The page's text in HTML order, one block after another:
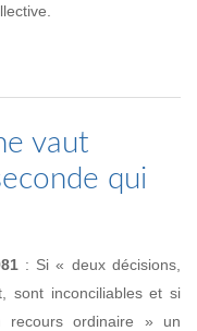
vaut
qui
: Si « deux décisions,
sont inconciliables et si
recours ordinaire » un